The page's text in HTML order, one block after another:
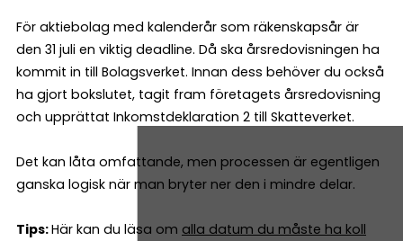
För aktiebolag med kalenderår som räkenskapsår är
den 31 juli en viktig deadline. Då ska årsredovisningen ha
kommit in till Bolagsverket. Innan dess behöver du också
ha gjort bokslutet, tagit fram företagets årsredovisning
och upprättat Inkomstdeklaration 2 till Skatteverket.
Det kan låta omfattande, men processen är egentligen
ganska logisk när man bryter ner den i mindre delar.
Tips:Här kan du läsa om alla datum du måste ha koll